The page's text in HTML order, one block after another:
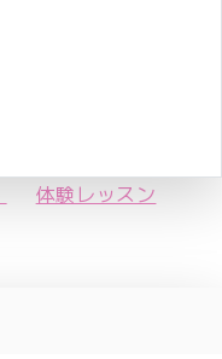
体験レッスン